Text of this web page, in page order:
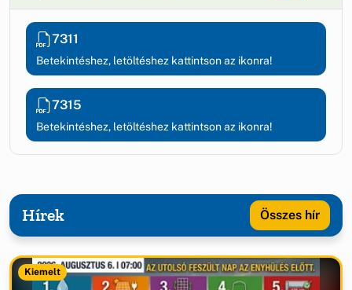
7311
Betekintéshez, letöltéshez kattintson az ikonra!
7315
Betekintéshez, letöltéshez kattintson az ikonra!
Hírek Összes hír
Kiemelt